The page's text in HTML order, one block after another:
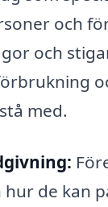
och
och
med.
de kan